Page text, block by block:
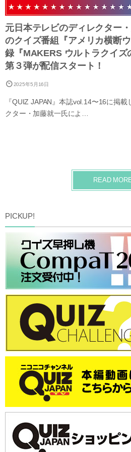
元日本テレビのディレクター
のクイズ番組『アメリカ横断
録『MAKERS ウルトラクイズ
第３弾が配信スタート！
2025年5月16日
『QUIZ JAPAN』本誌vol.14〜16に掲
クター・加藤就一氏によ…
READ
PICKUP!